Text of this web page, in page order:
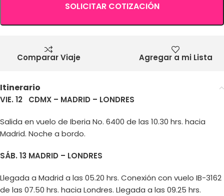
SOLICITAR COTIZACIÓN
Comparar Viaje Agregar a mi Lista
Itinerario
VIE. 12 CDMX – MADRID – LONDRES
Salida en vuelo de Iberia No. 6400 de las 10.30 hrs. hacia
Madrid. Noche a bordo.
SÁB. 13 MADRID – LONDRES
Llegada a Madrid a las 05.20 hrs. Conexión con vuelo IB-3162
de las 07.50 hrs. hacia Londres. Llegada a las 09.25 hrs.